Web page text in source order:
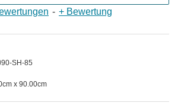
- + Bewertung
SH-85
x 90.00cm